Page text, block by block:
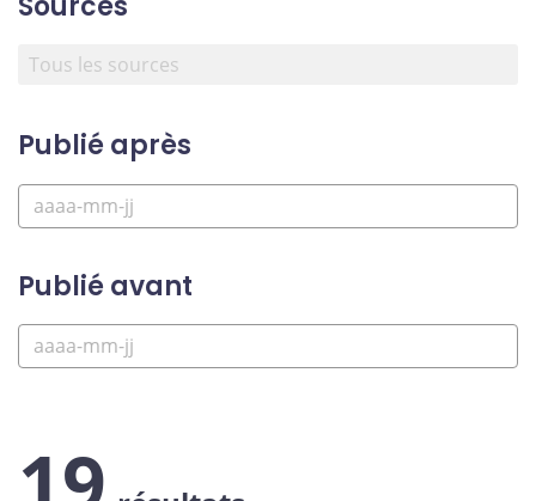
Publié après
Publié avant